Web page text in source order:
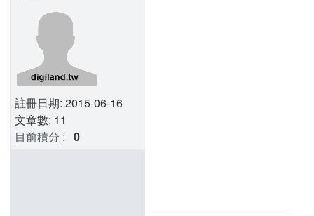
註冊日期: 2015-06-16
文章數: 11
目前積分 : 0